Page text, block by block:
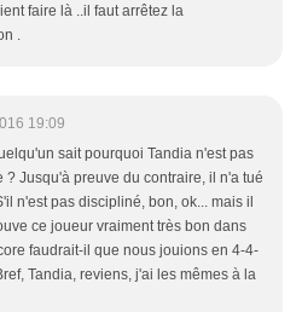
faire là ..il faut arrêtez la
.
19:09
sait pourquoi Tandia n'est pas
? Jusqu'à preuve du contraire, il n'a tué
n'est pas discipliné, bon, ok... mais il
ce joueur vraiment très bon dans
faudrait-il que nous jouions en 4-4-
Tandia, reviens, j'ai les mêmes à la